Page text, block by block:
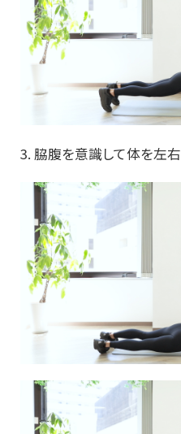
3. 脇腹を意識して体を左右